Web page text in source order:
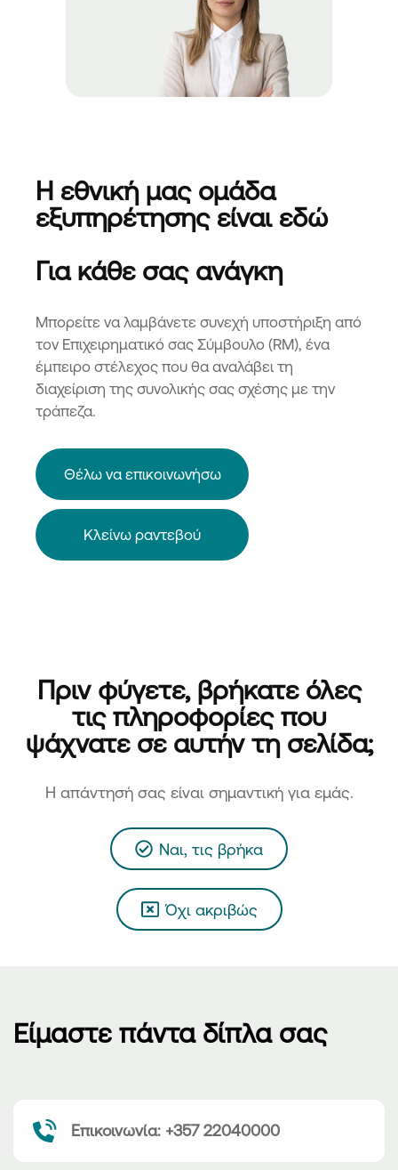
Η εθνική μας ομάδα
εξυπηρέτησης είναι εδώ
Για κάθε σας ανάγκη
Μπορείτε να λαμβάνετε συνεχή υποστήριξη από
τον Επιχειρηματικό σας Σύμβουλο (RM), ένα
έμπειρο στέλεχος που θα αναλάβει τη
διαχείριση της συνολικής σας σχέσης με την
τράπεζα.
Θέλω να επικοινωνήσω
Κλείνω ραντεβού
Πριν φύγετε, βρήκατε όλες
τις πληροφορίες που
ψάχνατε σε αυτήν τη σελίδα;
H απάντησή σας είναι σημαντική για εμάς.
Ναι, τις βρήκα
Όχι ακριβώς
Είμαστε πάντα δίπλα σας
Επικοινωνία: +357 22040000